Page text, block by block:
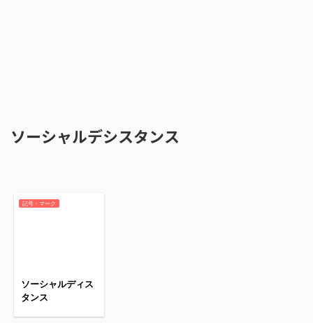
ソーシャルデシスタンス
記号・マーク
ソーシャルディス
タンス